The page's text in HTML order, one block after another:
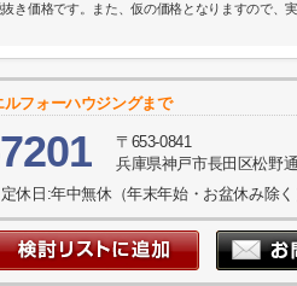
き価格です。また、仮の価格となりますので、
ルフォーハウジングまで
〒653-0841
兵庫県神戸市長田区松野
休日:年中無休（年末年始・お盆休み除く